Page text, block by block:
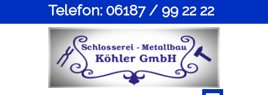
Telefon: 06187 / 99 22 22